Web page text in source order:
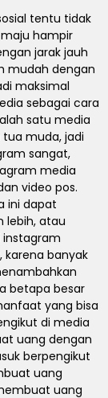
tentu tidak
hampir
jarak jauh
mudah dengan
maksimal
sebagai cara
satu media
muda, jadi
sangat,
media
video pos.
ini dapat
lebih, atau
instagram
karena banyak
betapa besar
yang bisa
di media
uang dengan
berpengikut
uang
uang